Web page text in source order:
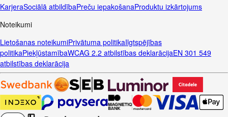
KarjeraSociālā atbildībaPreču iepakošanaProduktu izkārtojums
Noteikumi
Lietošanas noteikumiPrivātuma politikaIlgtspējības
politikaPiekļūstamībaWCAG 2.2 atbilstības deklarācijaEN 301 549
atbilstības deklarācija